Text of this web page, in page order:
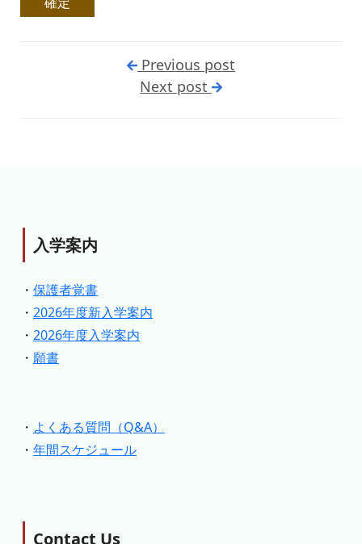
Previous post
Next post
入学案内
・ 保護者覚書
・ 2026年度新入学案内
・ 2026年度入学案内
・ 願書
・ よくある質問（Q&A）
・ 年間スケジュール
Contact Us